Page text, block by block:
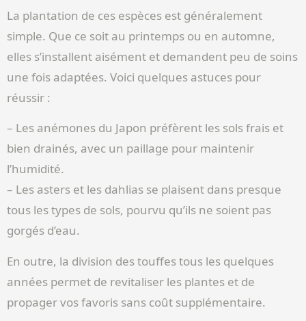
La plantation de ces espèces est généralement
simple. Que ce soit au printemps ou en automne,
elles s’installent aisément et demandent peu de soins
une fois adaptées. Voici quelques astuces pour
réussir :
– Les anémones du Japon préfèrent les sols frais et
bien drainés, avec un paillage pour maintenir
l’humidité.
– Les asters et les dahlias se plaisent dans presque
tous les types de sols, pourvu qu’ils ne soient pas
gorgés d’eau.
En outre, la division des touffes tous les quelques
années permet de revitaliser les plantes et de
propager vos favoris sans coût supplémentaire.